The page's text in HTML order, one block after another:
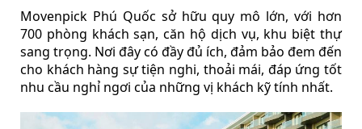
Movenpick Phú Quốc sở hữu quy mô lớn, với hơn
700 phòng khách sạn, căn hộ dịch vụ, khu biệt thự
sang trọng. Nơi đây có đầy đủ ích, đảm bảo đem đến
cho khách hàng sự tiện nghi, thoải mái, đáp ứng tốt
nhu cầu nghỉ ngơi của những vị khách kỹ tính nhất.